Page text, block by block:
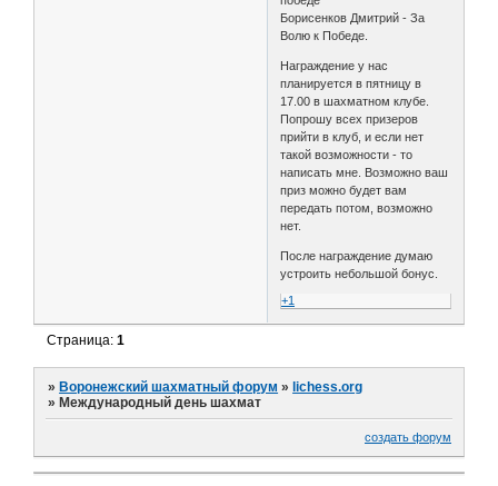
Борисенков Дмитрий - За
Волю к Победе.
Награждение у нас
планируется в пятницу в
17.00 в шахматном клубе.
Попрошу всех призеров
прийти в клуб, и если нет
такой возможности - то
написать мне. Возможно ваш
приз можно будет вам
передать потом, возможно
нет.
После награждение думаю
устроить небольшой бонус.
+1
Страница:1
»Воронежский шахматный форум »lichess.org
»Международный день шахмат
создать форум